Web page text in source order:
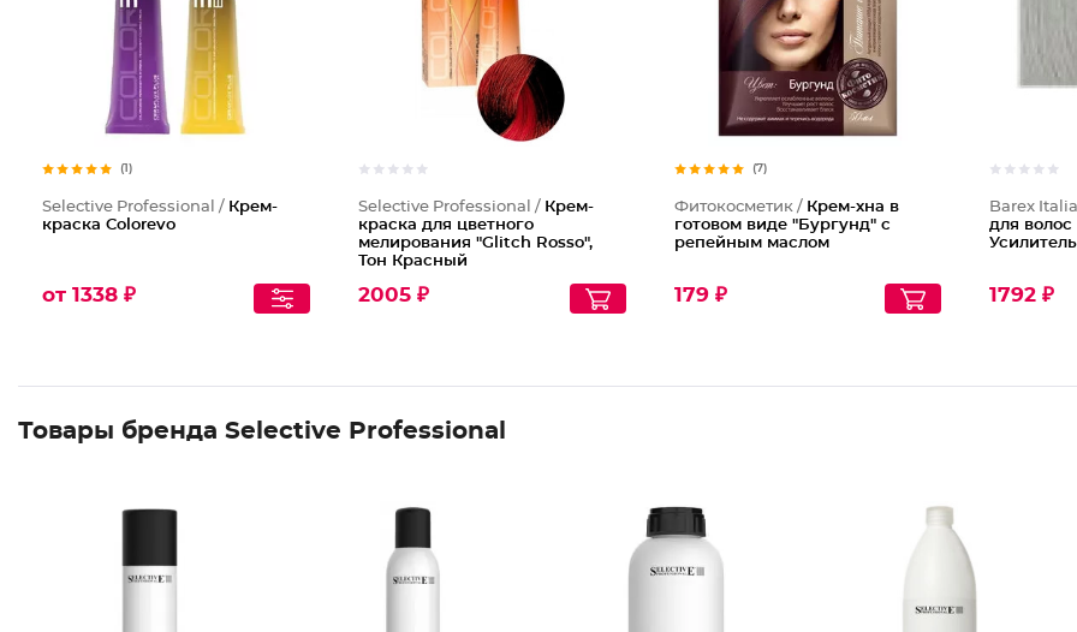
(1)
Selective Professional / Крем-
краска Colorevo
от 1338 ₽
Selective Professional / Крем-
краска для цветного
мелирования "Glitch Rosso",
Тон Красный
2005 ₽
(7)
Фитокосметик / Крем-хна в
готовом виде "Бургунд" с
репейным маслом
179 ₽
Barex
для волос
1792 ₽
Товары бренда Selective Professional